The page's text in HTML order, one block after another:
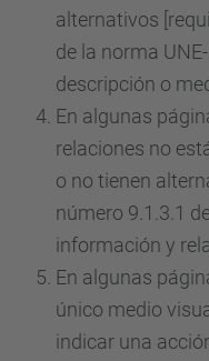
alternativos
de la norma
descripción o
En algunas
relaciones no
o no tienen
número 9.1.3.1
información y
En algunas
único medio
indicar una